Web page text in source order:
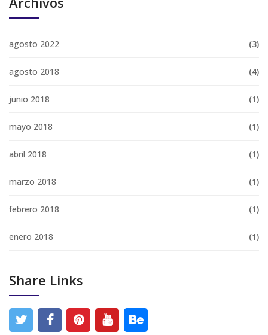
agosto 2022 (3)
agosto 2018 (4)
junio 2018 (1)
mayo 2018 (1)
abril 2018 (1)
marzo 2018 (1)
febrero 2018 (1)
enero 2018 (1)
Share Links